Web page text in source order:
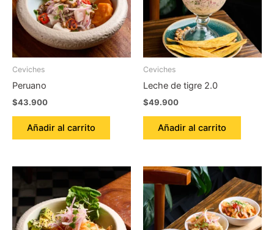
Ceviches
Peruano
$43.900
Añadir al carrito
Ceviches
Leche de tigre 2.0
$49.900
Añadir al carrito